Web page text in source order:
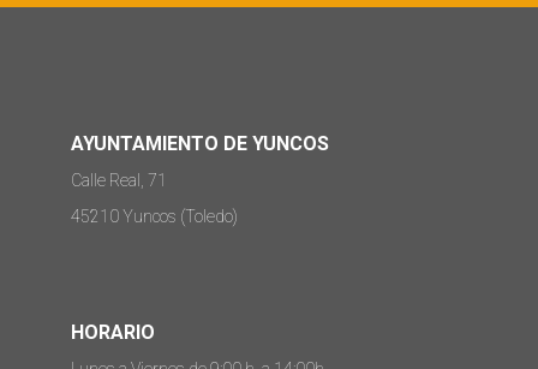
AYUNTAMIENTO DE YUNCOS
Calle Real, 71
45210 Yuncos (Toledo)
HORARIO